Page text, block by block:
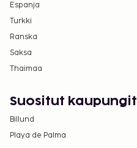
Espanja
Turkki
Ranska
Saksa
Thaimaa
Suositut kaupungit
Billund
Playa de Palma